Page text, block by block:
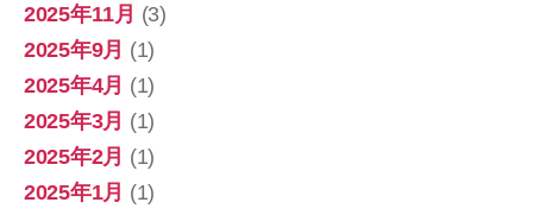
2025年11月 (3)
2025年9月 (1)
2025年4月 (1)
2025年3月 (1)
2025年2月 (1)
2025年1月 (1)